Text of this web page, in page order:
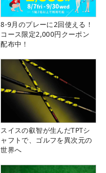
8-9月のプレーに2回使える！
コース限定2,000円クーポン
配布中！
スイスの叡智が生んだTPTシ
ャフトで、ゴルフを異次元の
世界へ